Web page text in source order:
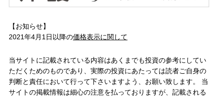
【お知らせ】
2021年4月1日以降の価格表示に関して
当サイトに記載されている内容はあくまでも投資の参考にしてい
ただくためのものであり、実際の投資にあたっては読者ご自身の
判断と責任において行って下さいますよう、お願い致します。 当
サイトの掲載情報は細心の注意を払っておりますが、記載される